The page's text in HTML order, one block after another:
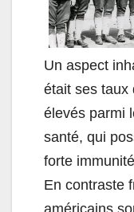
Un aspect
était ses taux
élevés parmi
santé, qui
forte
En contraste
américains